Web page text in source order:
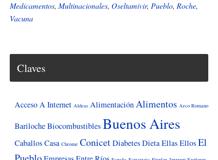
la
Medicamentos, Multinacionales, Oseltamivir, Pueblo, Roche,
Vacuna
Claves
Acceso A Internet Aldeas AlimentaciónAlimentos Arco Romano
BarilocheBiocombustiblesBuenos Aires
CaballosCasa Chrome ConicetDiabetesDietaEllasEllosEl